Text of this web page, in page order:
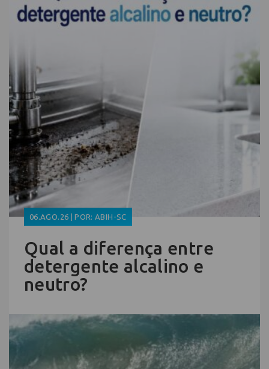
06.AGO.26 | POR: ABIH-SC
Qual a diferença entre
detergente alcalino e
neutro?